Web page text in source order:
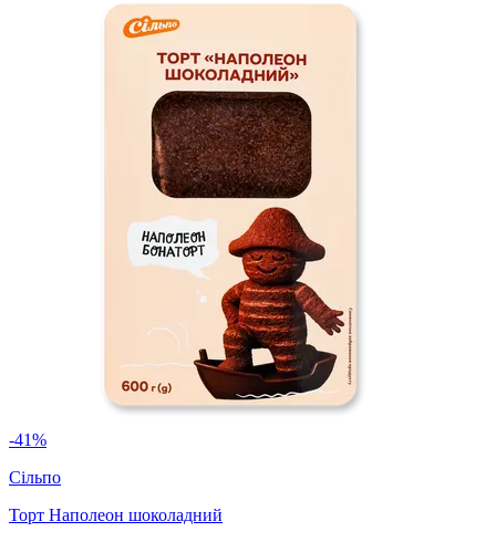
-41%
Сільпо
Торт Наполеон шоколадний